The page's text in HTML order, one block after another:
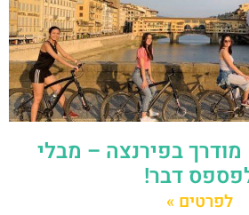
מודרך בפירנצה – מבלי
דבר!
לפרטים »